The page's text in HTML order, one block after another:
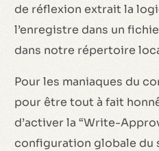
de réflexion extrait la
l’enregistre dans un
dans notre répertoire
Pour les maniaques du
pour être tout à fait
d’activer la “Write-
configuration globale du